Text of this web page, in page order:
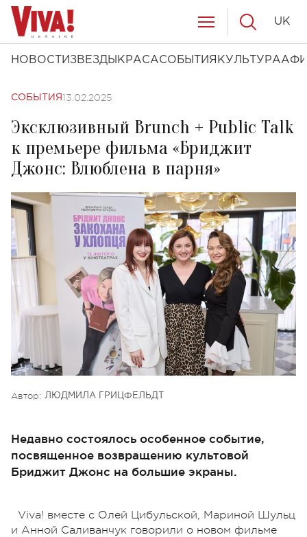
НОВОСТИ ЗВЕЗДЫ КРАСАСОБЫТИЯ КУЛЬТУРА
UK
СОБЫТИЯ 13.02.2025
Эксклюзивный Brunch + Public Talk
к премьере фильма «Бриджит
Джонс: Влюблена в парня»
Автор: ЛЮДМИЛА ГРИЦФЕЛЬДТ
Недавно состоялось особенное событие,
посвященное возвращению культовой
Бриджит Джонс на большие экраны.
Viva! вместе с Олей Цибульской, Мариной Шульц
и Анной Саливанчук говорили о новом фильме